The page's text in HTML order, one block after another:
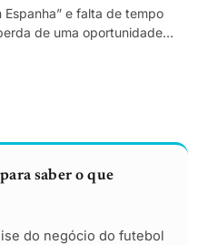
e falta de tempo
de uma oportunidade
no mercado dos EUA.
saber o que
do negócio do futebol